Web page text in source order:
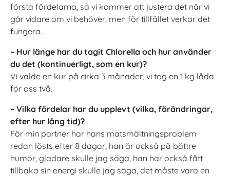
första fördelarna, så vi kommer att justera det när vi
går vidare om vi behöver, men för tillfället verkar det
fungera.
– Hur länge har du tagit Chlorella och hur använder
du det (kontinuerligt, som en kur)?
Vi valde en kur på cirka 3 månader, vi tog en 1 kg låda
för oss två.
– Vilka fördelar har du upplevt (vilka, förändringar,
efter hur lång tid)?
För min partner har hans matsmältningsproblem
redan lösts efter 8 dagar, han är också på bättre
humör, gladare skulle jag säga, han har också fått
tillbaka sin energi skulle jag säga, det måste vara en